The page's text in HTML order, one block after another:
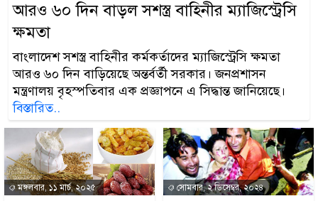
আরও ৬০ দিন বাড়ল সশস্ত্র বাহিনীর ম্যাজিস্ট্রেসি
ক্ষমতা
বাংলাদেশ সশস্ত্র বাহিনীর কর্মকর্তাদের ম্যাজিস্ট্রেসি ক্ষমতা
আরও ৬০ দিন বাড়িয়েছে অন্তর্বর্তী সরকার। জনপ্রশাসন
মন্ত্রণালয় বৃহস্পতিবার এক প্রজ্ঞাপনে এ সিদ্ধান্ত জানিয়েছে।
বিস্তারিত..
মঙ্গলবার, ১১ মার্চ, ২০২৫ সোমবার, ২ ডিসেম্বর, ২০২৪